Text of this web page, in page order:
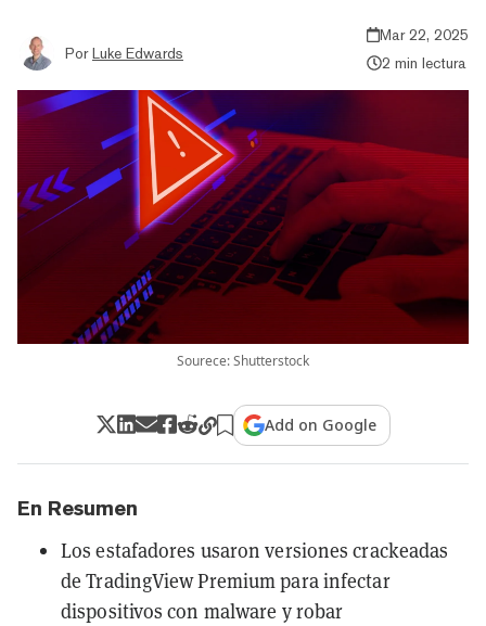
Por Luke Edwards
Mar 22, 2025
2 min lectura
Sourece: Shutterstock
Add on Google
En Resumen
Los estafadores usaron versiones crackeadas
de TradingView Premium para infectar
dispositivos con malware y robar